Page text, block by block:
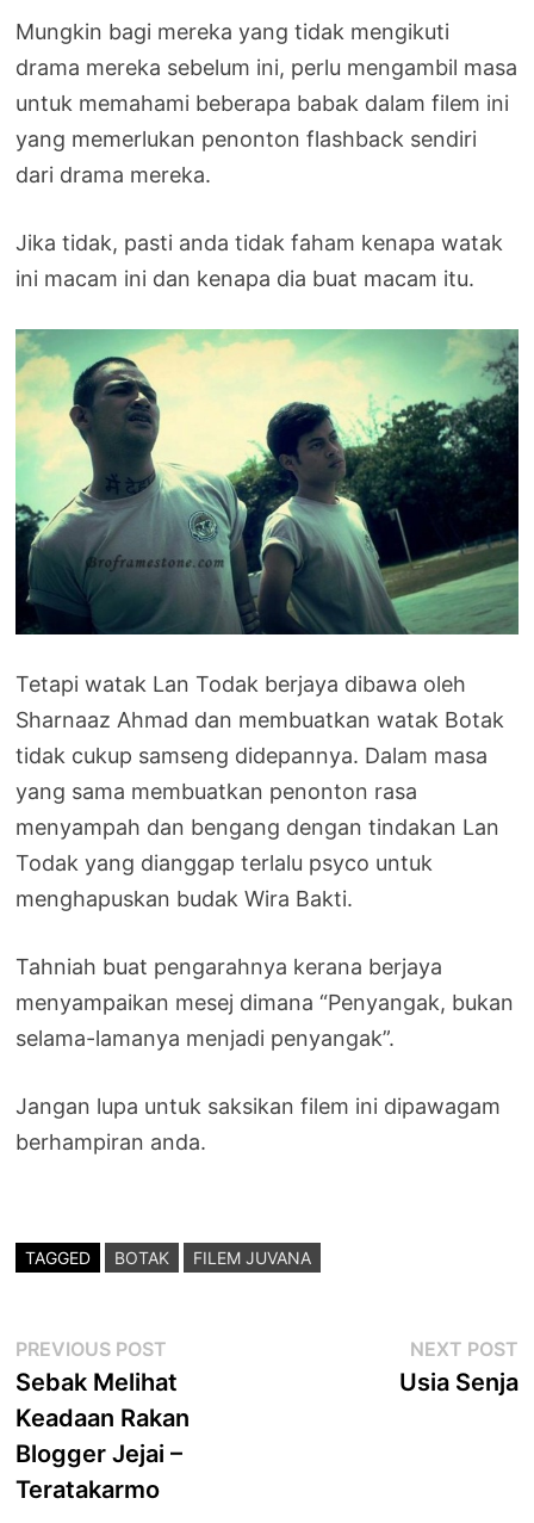
Mungkin bagi mereka yang tidak mengikuti
drama mereka sebelum ini, perlu mengambil masa
untuk memahami beberapa babak dalam filem ini
yang memerlukan penonton flashback sendiri
dari drama mereka.
Jika tidak, pasti anda tidak faham kenapa watak
ini macam ini dan kenapa dia buat macam itu.
Tetapi watak Lan Todak berjaya dibawa oleh
Sharnaaz Ahmad dan membuatkan watak Botak
tidak cukup samseng didepannya. Dalam masa
yang sama membuatkan penonton rasa
menyampah dan bengang dengan tindakan Lan
Todak yang dianggap terlalu psyco untuk
menghapuskan budak Wira Bakti.
Tahniah buat pengarahnya kerana berjaya
menyampaikan mesej dimana “Penyangak, bukan
selama-lamanya menjadi penyangak”.
Jangan lupa untuk saksikan filem ini dipawagam
berhampiran anda.
TAGGED BOTAK FILEM JUVANA
Post
navigation
PREVIOUS POST
post:
Sebak Melihat
Keadaan Rakan
Blogger Jejai –
Teratakarmo
NEXT POST
Usia Senja